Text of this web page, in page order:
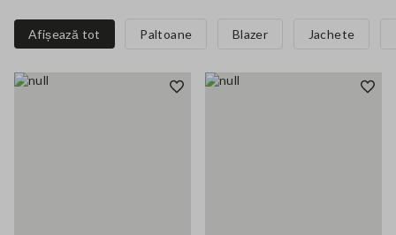
Afișează tot Paltoane Blazer Jachete